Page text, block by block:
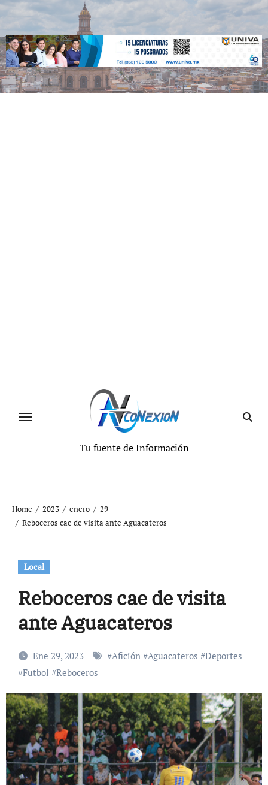
Tu fuente de Información
Home 2023 enero
29
Reboceros cae de visita ante Aguacateros
Local
Reboceros cae de visita
ante Aguacateros
Ene 29, 2023 #Afición#Aguacateros #Deportes
#Futbol #Reboceros